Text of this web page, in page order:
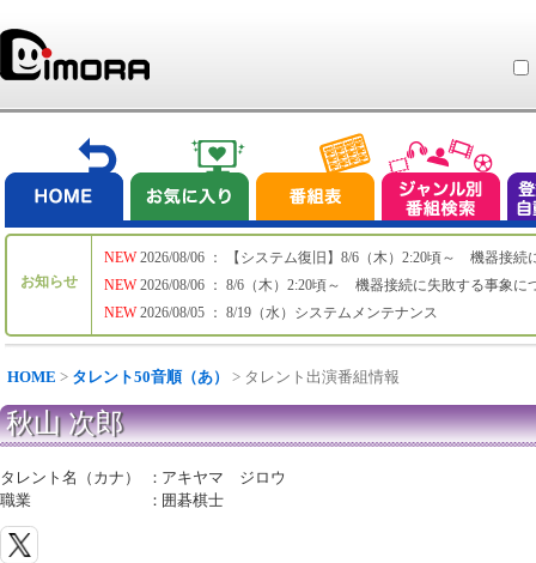
お知らせ
NEW
NEW
NEW
2026/08/06 ： 【システム復旧】8/6（木）2:20頃～ 機器接続
2026/08/06 ： 8/6（木）2:20頃～ 機器接続に失敗する事象に
2026/08/05 ： 8/19（水）システムメンテナンス
HOME > タレント50音順（あ） > タレント出演番組情報
秋山 次郎
タレント名（カナ） ： アキヤマ ジロウ
職業
： 囲碁棋士